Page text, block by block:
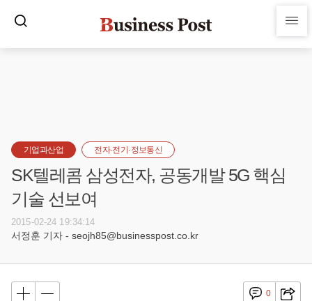
기업과산업 전자·전기·정보통신
SK텔레콤 삼성전자, 공동개발 5G 핵심
기술 선보여
2015-02-24 19:34:14
서정훈 기자 - seojh85@businesspost.co.kr
0